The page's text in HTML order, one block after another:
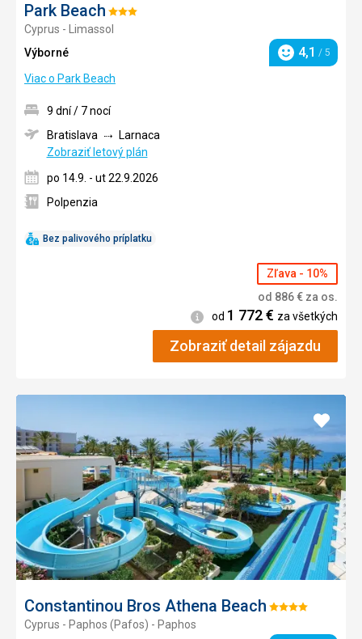
Park Beach Hodnotenie:
3/5
Cyprus - Limassol
Výborné
Hodnotenie
4,1 / 5
Viac o Park Beach
Bez palivového príplatku
9 dní / 7 nocí
Bratislava
Larnaca
Zobraziť letový plán
po 14.9. - ut 22.9.2026
Polpenzia
Zľava - 10%
od 886€ za os.
Informácie
od 1 772€ za všetkých
Zobraziť detail zájazdu
Constantinou Bros Athena Beach Hodnotenie:
Cyprus - Paphos (Pafos) - Paphos
Pridať